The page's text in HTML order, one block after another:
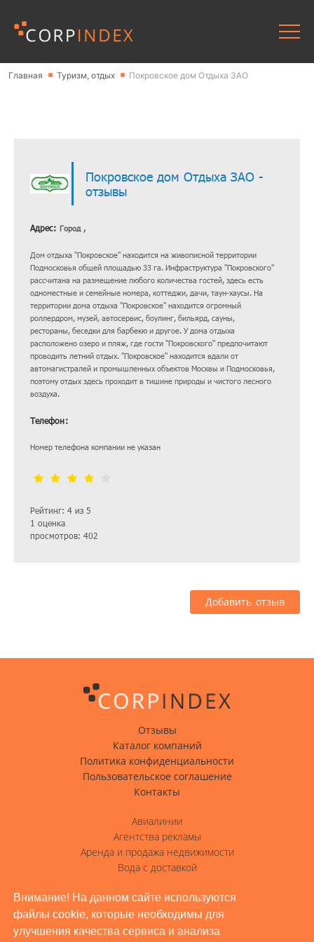
Внимание! На данном сайте используются
файлы cookie, которые необходимы для
улучшения качества сервиса и анализа
Главная Туризм, отдых Покровское дом Отдыха ЗАО
Покровское дом Отдыха ЗАО -
отзывы
Адрес: Город ,
Дом отдыха "Покровское" находится на живописной территории
Подмосковья общей площадью 33 га. Инфраструктура "Покровского"
рассчитана на размещение любого количества гостей, здесь есть
одноместные и семейные номера, коттеджи, дачи, таун-хаусы. На
территории дома отдыха "Покровское" находится огромный
роллердром, музей, автосервис, боулинг, бильярд, сауны,
рестораны, беседки для барбекю и другое. У дома отдыха
расположено озеро и пляж, где гости "Покровского" предпочитают
проводить летний отдых. "Покровское" находится вдали от
автомагистралей и промышленных объектов Москвы и Подмосковья,
поэтому отдых здесь проходит в тишине природы и чистого лесного
воздуха.
Рейтинг: 4 из 5
1 оценка
просмотров: 402
Телефон:
Номер телефона компании не указан
Добавить отзыв
Отзывы
Каталог компаний
Политика конфиденциальности
Пользовательское соглашение
Контакты
Авиалинии
Агентства рекламы
Аренда и продажа недвижимости
Вода с доставкой
Грузовые перевозки
Доставка грузов